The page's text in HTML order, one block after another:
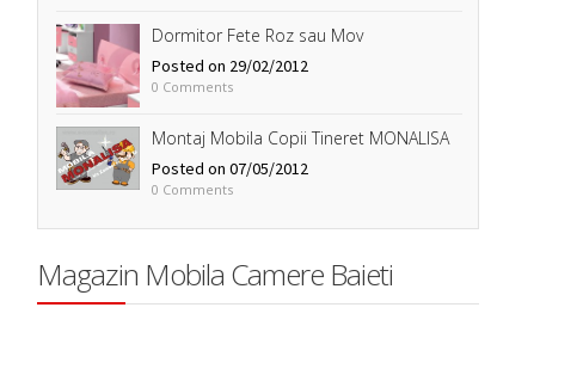
Dormitor Fete Roz sau Mov
Posted on 29/02/2012
0 Comments
Montaj Mobila Copii Tineret MONALISA
Posted on 07/05/2012
0 Comments
Magazin Mobila Camere Baieti